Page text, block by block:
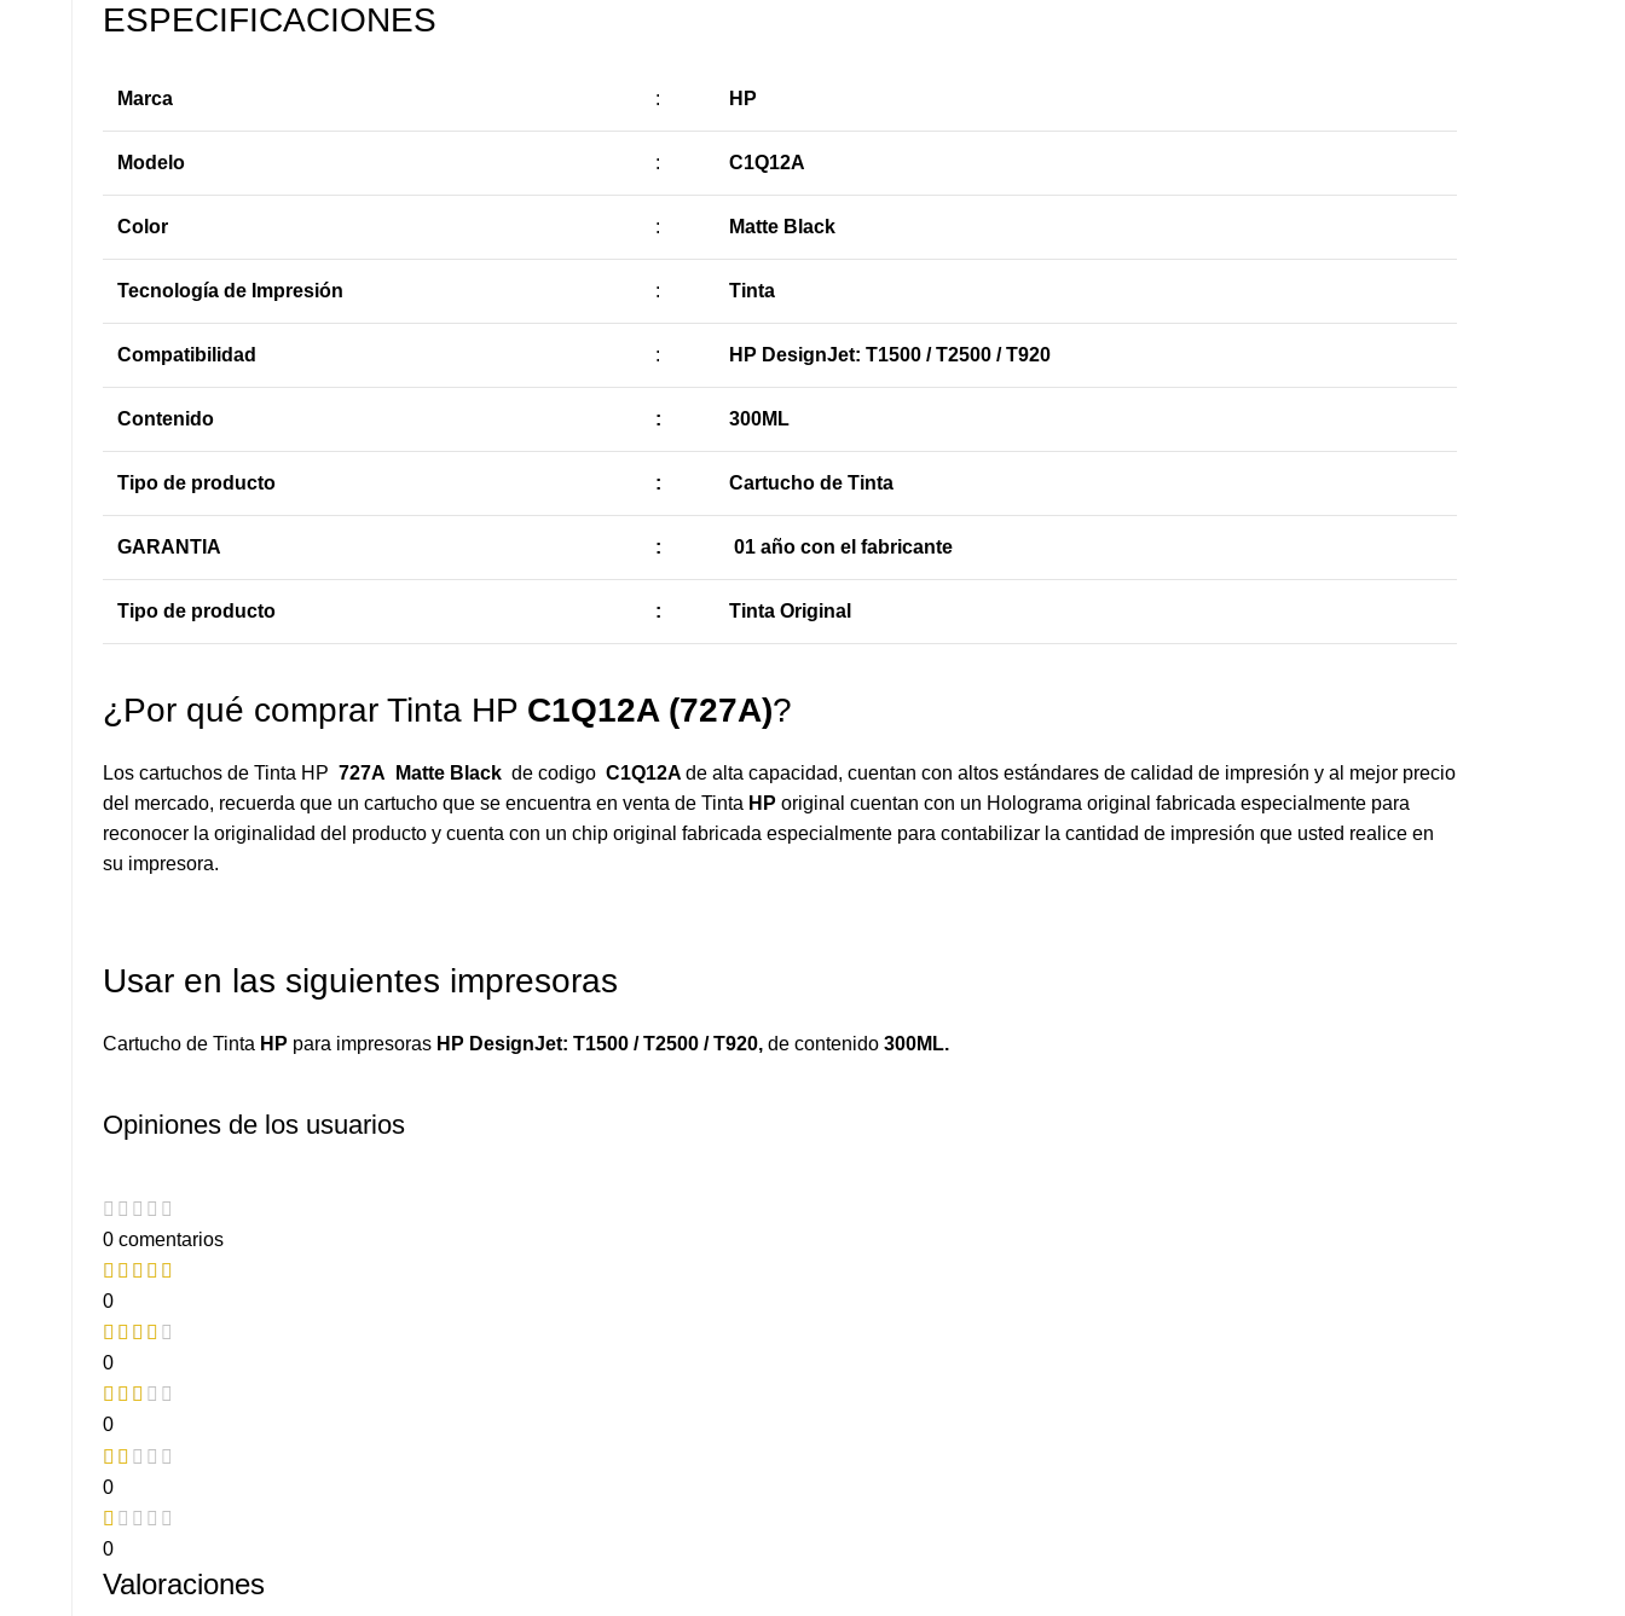
ESPECIFICACIONES
Marca : HP
Modelo : C1Q12A
Color : Matte Black
Tecnología de Impresión : Tinta
Compatibilidad : HP DesignJet: T1500 / T2500 / T920
Contenido : 300ML
Tipo de producto : Cartucho de Tinta
GARANTIA : 01 año con el fabricante
Tipo de producto : Tinta Original
¿Por qué comprar Tinta HP C1Q12A (727A)?
Los cartuchos de Tinta HP 727A Matte Black de codigo C1Q12A de alta capacidad, cuentan con altos estándares de calidad de impresión y al mejor precio
del mercado, recuerda que un cartucho que se encuentra en venta de Tinta HP original cuentan con un Holograma original fabricada especialmente para
reconocer la originalidad del producto y cuenta con un chip original fabricada especialmente para contabilizar la cantidad de impresión que usted realice en
su impresora.
Usar en las siguientes impresoras
Cartucho de Tinta HP para impresoras HP DesignJet: T1500 / T2500 / T920, de contenido 300ML.
Opiniones de los usuarios
0 comentarios
0
0
0
0
0
Valoraciones